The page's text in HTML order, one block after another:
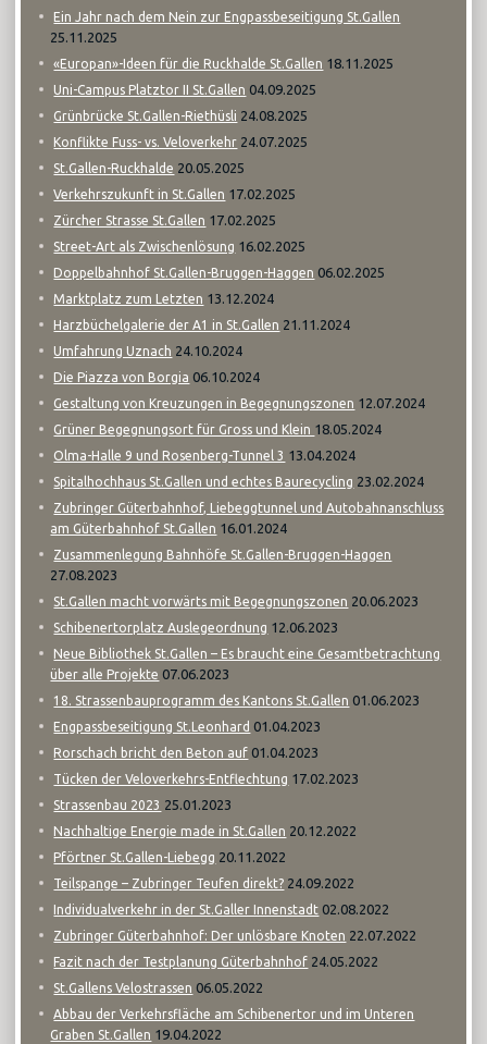
Ein Jahr nach dem Nein zur Engpassbeseitigung St.Gallen
25.11.2025
«Europan»-Ideen für die Ruckhalde St.Gallen 18.11.2025
Uni-Campus Platztor II St.Gallen 04.09.2025
Grünbrücke St.Gallen-Riethüsli 24.08.2025
Konflikte Fuss- vs. Veloverkehr 24.07.2025
St.Gallen-Ruckhalde 20.05.2025
Verkehrszukunft in St.Gallen 17.02.2025
Zürcher Strasse St.Gallen 17.02.2025
Street-Art als Zwischenlösung 16.02.2025
Doppelbahnhof St.Gallen-Bruggen-Haggen 06.02.2025
Marktplatz zum Letzten 13.12.2024
Harzbüchelgalerie der A1 in St.Gallen 21.11.2024
Umfahrung Uznach 24.10.2024
Die Piazza von Borgia 06.10.2024
Gestaltung von Kreuzungen in Begegnungszonen 12.07.2024
Grüner Begegnungsort für Gross und Klein 18.05.2024
Olma-Halle 9 und Rosenberg-Tunnel 3 13.04.2024
Spitalhochhaus St.Gallen und echtes Baurecycling 23.02.2024
Zubringer Güterbahnhof, Liebeggtunnel und Autobahnanschluss
am Güterbahnhof St.Gallen 16.01.2024
Zusammenlegung Bahnhöfe St.Gallen-Bruggen-Haggen
27.08.2023
St.Gallen macht vorwärts mit Begegnungszonen 20.06.2023
Schibenertorplatz Auslegeordnung 12.06.2023
Neue Bibliothek St.Gallen – Es braucht eine Gesamtbetrachtung
über alle Projekte 07.06.2023
18. Strassenbauprogramm des Kantons St.Gallen 01.06.2023
Engpassbeseitigung St.Leonhard 01.04.2023
Rorschach bricht den Beton auf 01.04.2023
Tücken der Veloverkehrs-Entflechtung 17.02.2023
Strassenbau 2023 25.01.2023
Nachhaltige Energie made in St.Gallen 20.12.2022
Pförtner St.Gallen-Liebegg 20.11.2022
Teilspange – Zubringer Teufen direkt? 24.09.2022
Individualverkehr in der St.Galler Innenstadt 02.08.2022
Zubringer Güterbahnhof: Der unlösbare Knoten 22.07.2022
Fazit nach der Testplanung Güterbahnhof 24.05.2022
St.Gallens Velostrassen 06.05.2022
Abbau der Verkehrsfläche am Schibenertor und im Unteren
Graben St.Gallen 19.04.2022